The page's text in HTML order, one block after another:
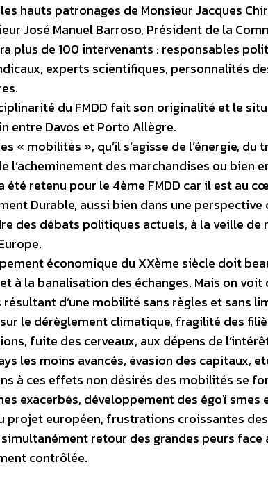
hauts patronages de Monsieur Jacques
José Manuel Barroso, Président de la
plus de 100 intervenants : responsables
experts scientifiques, personnalités
du FMDD fait son originalité et le
entre Davos et Porto Allègre.
« mobilités », qu’il s’agisse de l’énergie,
l’acheminement des marchandises ou bien
été retenu pour le 4ème FMDD car il est au
Durable, aussi bien dans une
des débats politiques actuels, à la veille
économique du XXème siècle doit
à la banalisation des échanges. Mais on
d’une mobilité sans règles et sans
le dérèglement climatique, fragilité des
fuite des cerveaux, aux dépens de
les moins avancés, évasion des capitaux,
à ces effets non désirés des mobilités se
exacerbés, développement des égoï smes
projet européen, frustrations croissantes
retour des grandes peurs face
contrôlée.